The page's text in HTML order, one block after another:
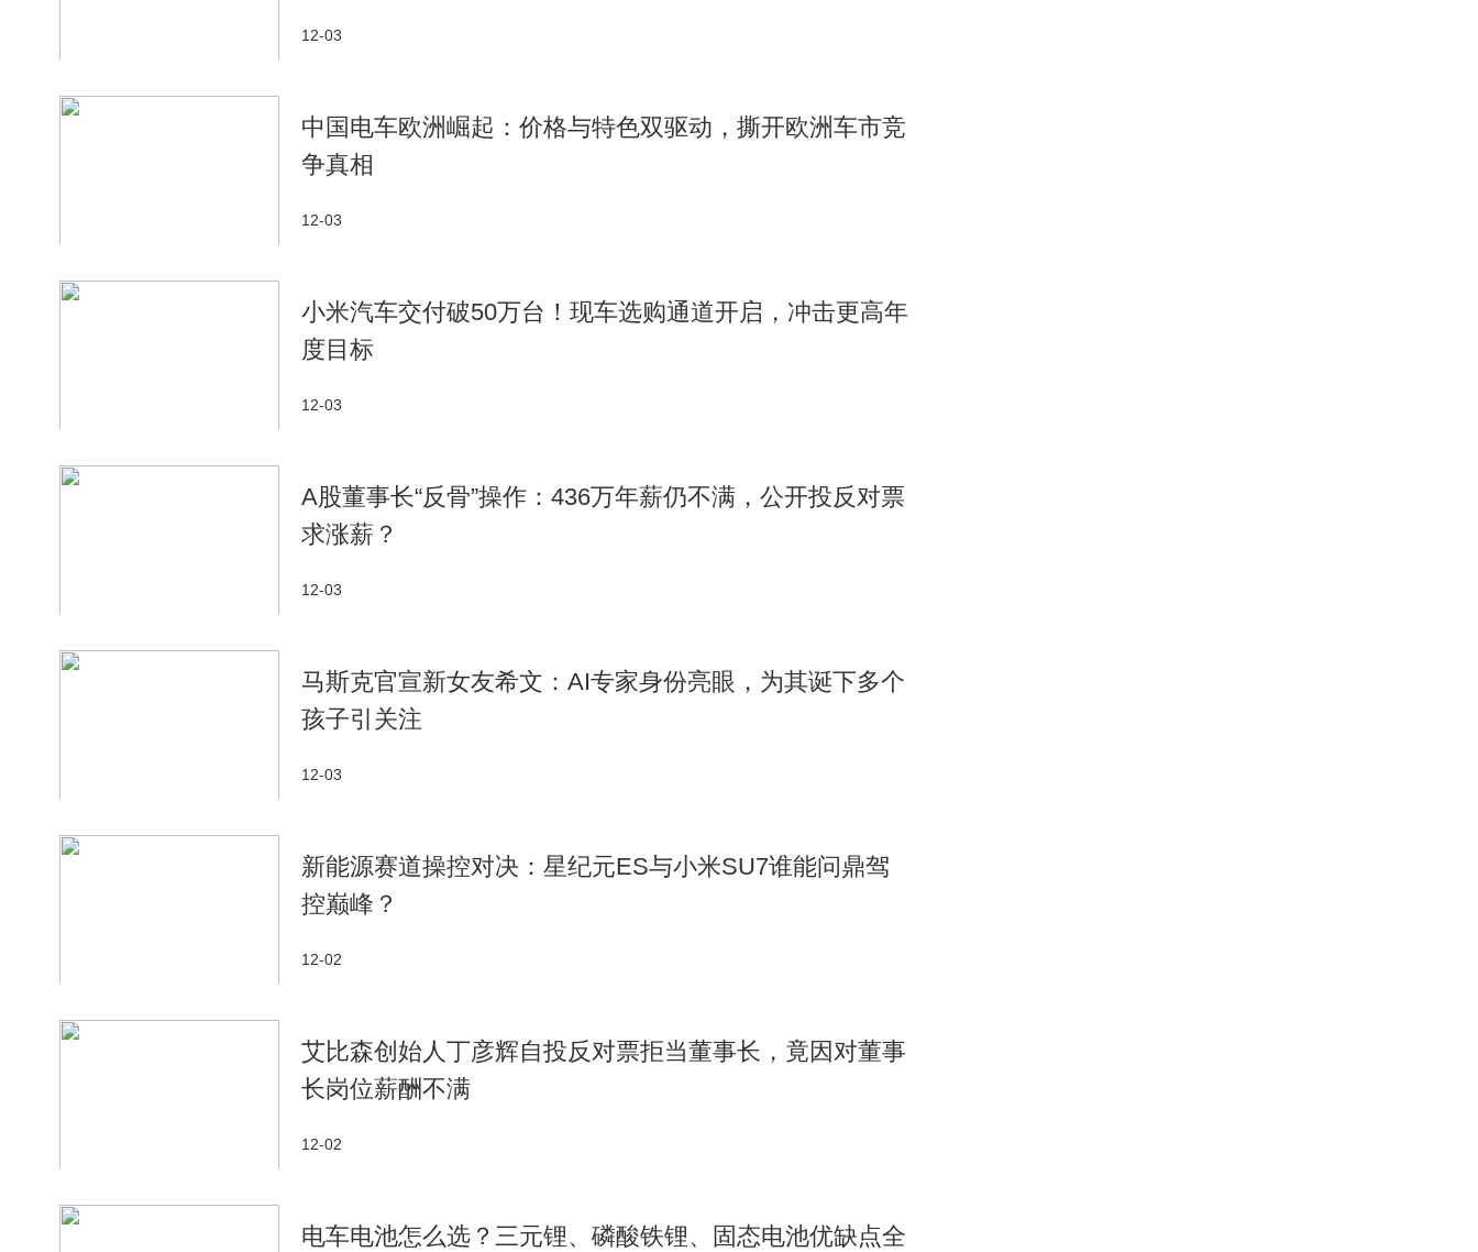
12-03
中国电车欧洲崛起：价格与特色双驱动，撕开欧洲车市竞
争真相
12-03
小米汽车交付破50万台！现车选购通道开启，冲击更高年
度目标
12-03
A股董事长“反骨”操作：436万年薪仍不满，公开投反对票
求涨薪？
12-03
马斯克官宣新女友希文：AI专家身份亮眼，为其诞下多个
孩子引关注
12-03
新能源赛道操控对决：星纪元ES与小米SU7谁能问鼎驾
控巅峰？
12-02
艾比森创始人丁彦辉自投反对票拒当董事长，竟因对董事
长岗位薪酬不满
12-02
电车电池怎么选？三元锂、磷酸铁锂、固态电池优缺点全